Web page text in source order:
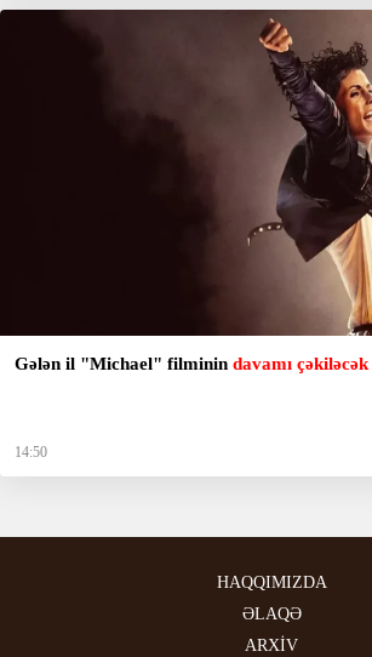
Gələn il "Michael" filminin davamı çəkiləcək
14:50
HAQQIMIZDA
ƏLAQƏ
ARXİV